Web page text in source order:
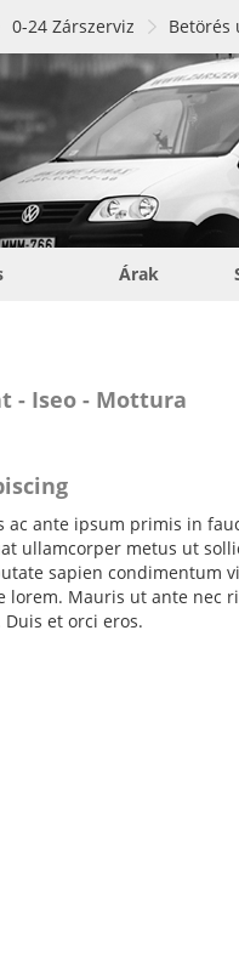
0-24 Zárszerviz Betörés
Árak
- Iseo - Mottura
ac ante ipsum primis in
ullamcorper metus ut
sapien condimentum
lorem. Mauris ut ante nec
et orci eros.